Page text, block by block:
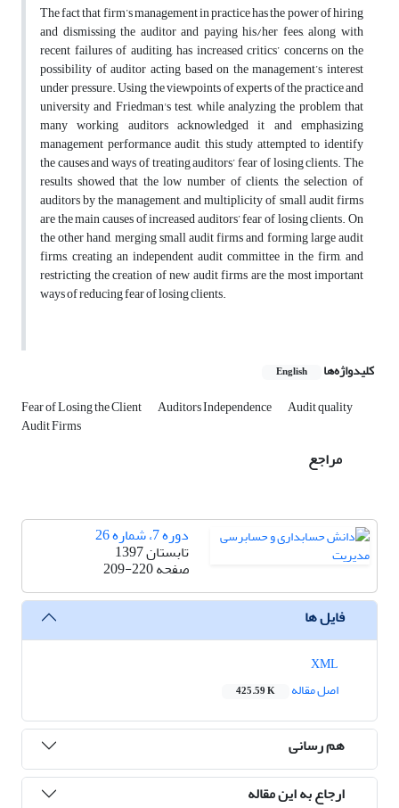
The fact that firm’s management in practice has the power of hiring
and dismissing the auditor and paying his/her fees, along with
recent failures of auditing, has increased critics’ concerns on the
possibility of auditor acting based on the management’s interest
under pressure. Using the viewpoints of experts of the practice and
university and Friedman's test, while analyzing the problem that
many working auditors acknowledged it and emphasizing
management performance audit, this study attempted to identify
the causes and ways of treating auditors’ fear of losing clients. The
results showed that the low number of clients, the selection of
auditors by the management, and multiplicity of small audit firms
are the main causes of increased auditors’ fear of losing clients. On
the other hand, merging small audit firms and forming large audit
firms, creating an independent audit committee in the firm, and
restricting the creation of new audit firms are the most important
ways of reducing fear of losing clients.
کلیدواژه‌ها English
Fear of Losing the Client Auditors Independence Audit quality
Audit Firms
مراجع
دوره 7، شماره 26
تابستان 1397
صفحه209-220
فایل ها
اصل مقاله
425.59 K
هم رسانی
ارجاع به این مقاله